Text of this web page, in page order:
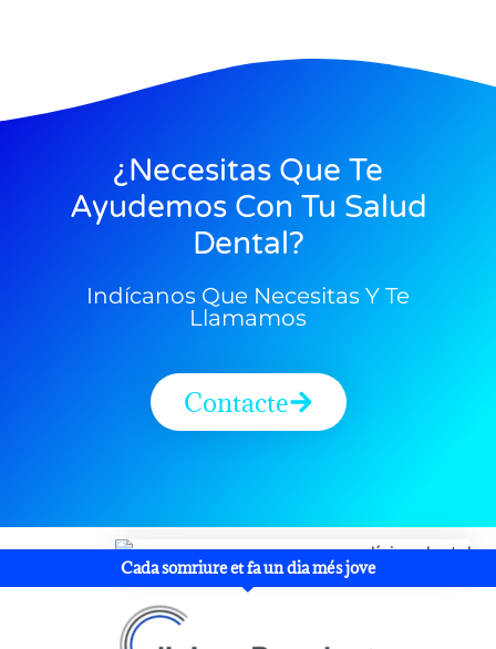
¿Necesitas Que Te
Ayudemos Con Tu Salud
Dental?
Indícanos Que Necesitas Y Te
Llamamos
Contacte
Cada somriure et fa un dia més jove